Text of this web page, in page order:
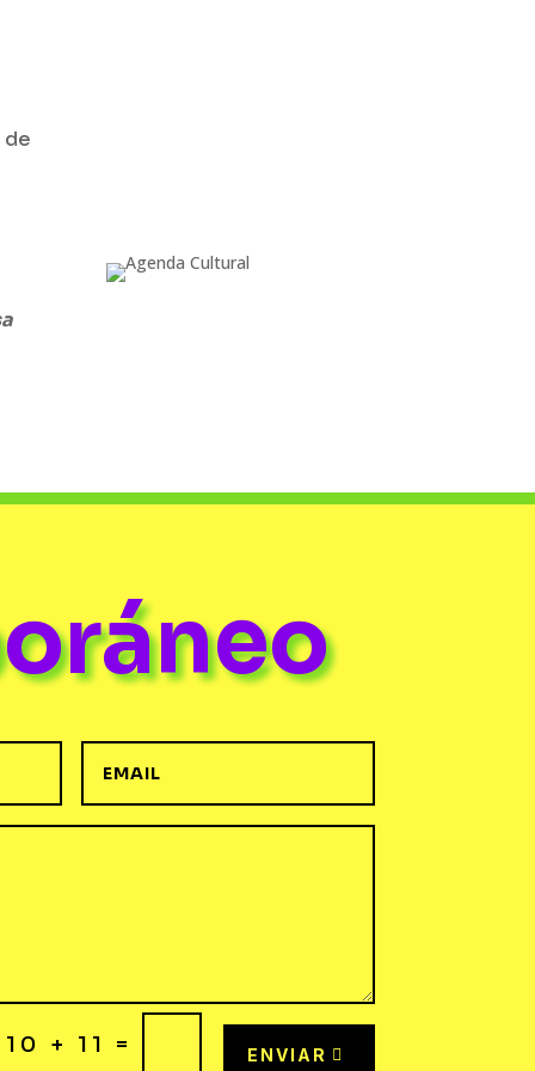
de
10 + 11 = ENVIAR